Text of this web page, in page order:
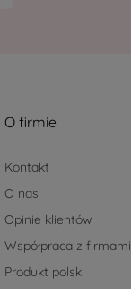
O firmie
Kontakt
O nas
Opinie klientów
Współpraca z firmami
Produkt polski